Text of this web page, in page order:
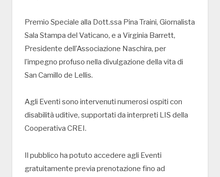
Premio Speciale alla Dott.ssa Pina Traini, Giornalista
Sala Stampa del Vaticano, e a Virginia Barrett,
Presidente dell’Associazione Naschira, per
l’impegno profuso nella divulgazione della vita di
San Camillo de Lellis.
Agli Eventi sono intervenuti numerosi ospiti con
disabilità uditive, supportati da interpreti LIS della
Cooperativa CREI.
Il pubblico ha potuto accedere agli Eventi
gratuitamente previa prenotazione fino ad